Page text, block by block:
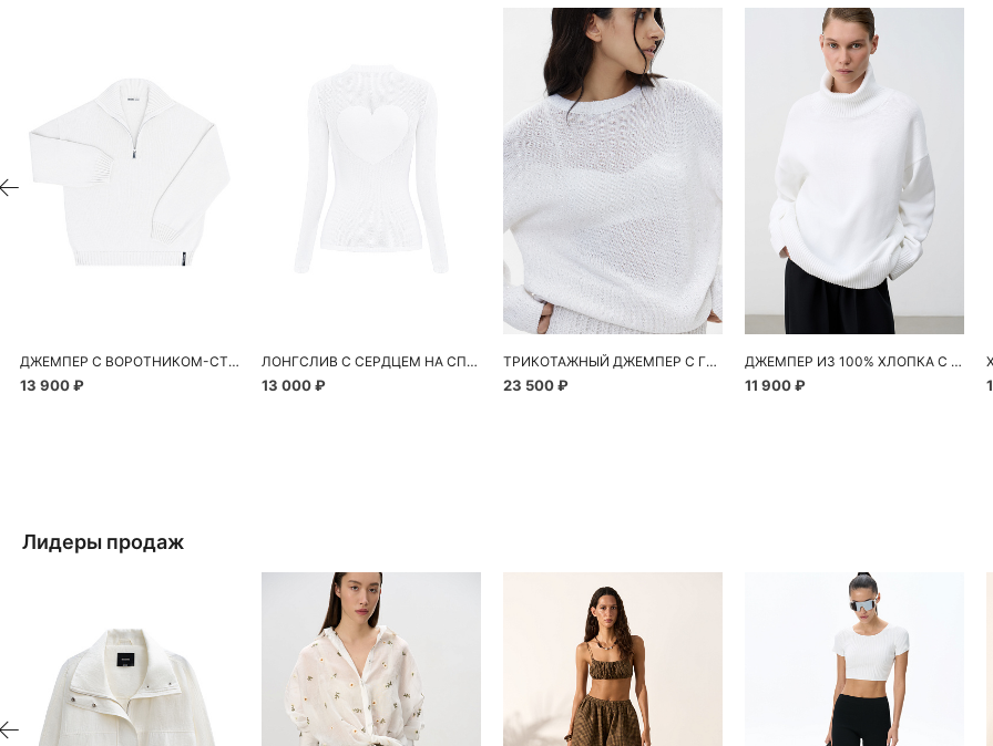
ДЖЕМПЕР С ВОРОТНИКОМ-СТОЙКОЙ
13 900 ₽
ЛОНГСЛИВ С СЕРДЦЕМ НА СПИНЕ
13 000 ₽
ТРИКОТАЖНЫЙ ДЖЕМПЕР С ГОЛОГРАФИЧЕСКИМИ ПАЙЕТКАМИ
23 500 ₽
ДЖЕМПЕР ИЗ 100% ХЛОПКА С ВЫСОКИМ ВОРОТОМ
11 900 ₽
Лидеры продаж